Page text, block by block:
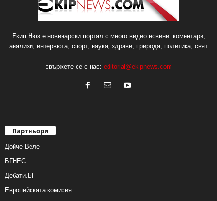
Екип Нюз е новинарски портал с много видео новини, коментари,
анализи, интервюта, спорт, наука, здраве, природа, политика, свят
свържете се с нас: editorial@ekipnews.com
Партньори
Дойче Веле
БГНЕС
Дебати.БГ
Европейската комисия